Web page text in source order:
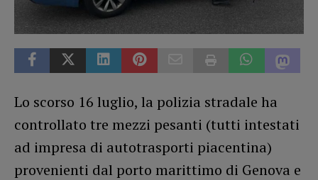
Lo scorso 16 luglio, la polizia stradale ha
controllato tre mezzi pesanti (tutti intestati
ad impresa di autotrasporti piacentina)
provenienti dal porto marittimo di Genova e